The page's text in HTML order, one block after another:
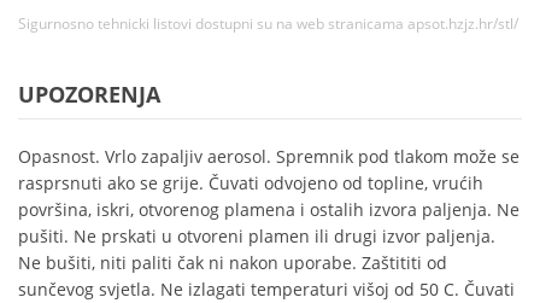
Sigurnosno tehnicki listovi dostupni su na web stranicama apsot.hzjz.hr/stl/
UPOZORENJA
Opasnost. Vrlo zapaljiv aerosol. Spremnik pod tlakom može se
rasprsnuti ako se grije. Čuvati odvojeno od topline, vrućih
površina, iskri, otvorenog plamena i ostalih izvora paljenja. Ne
pušiti. Ne prskati u otvoreni plamen ili drugi izvor paljenja.
Ne bušiti, niti paliti čak ni nakon uporabe. Zaštititi od
sunčevog svjetla. Ne izlagati temperaturi višoj od 50 C. Čuvati